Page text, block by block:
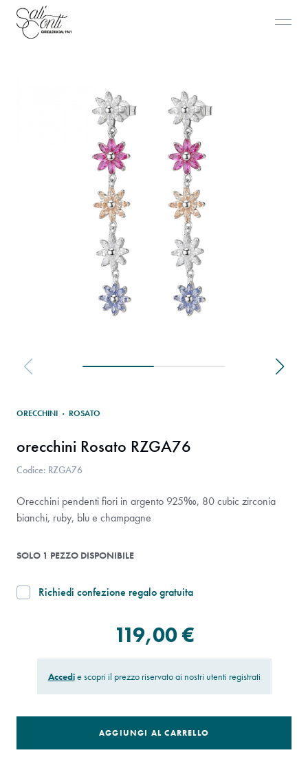
ORECCHINI · ROSATO
orecchini Rosato RZGA76
Codice: RZGA76
Orecchini pendenti fiori in argento 925‰, 80 cubic zirconia
bianchi, ruby, blu e champagne
SOLO 1 PEZZO DISPONIBILE
Richiedi confezione regalo gratuita
119,00 €
Accedie scopri il prezzo riservato ai nostri utenti registrati
AGGIUNGI AL CARRELLO